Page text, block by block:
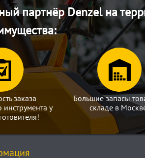
партнёр Denzel на
заказа
у
Большие запасы
складе в